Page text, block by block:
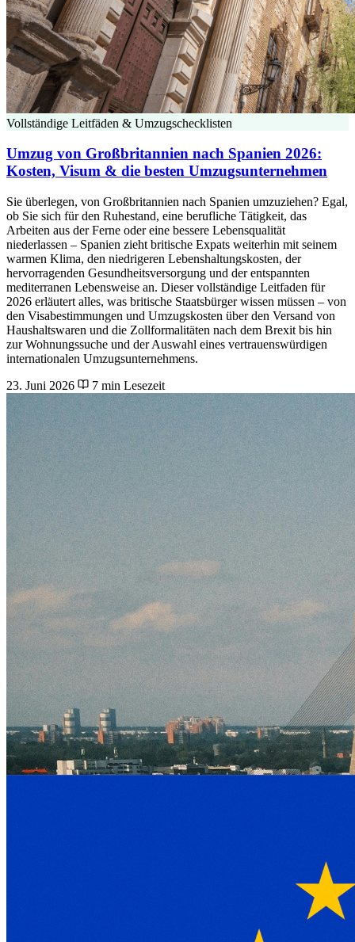
Vollständige Leitfäden & Umzugschecklisten
Umzug von Großbritannien nach Spanien 2026:
Kosten, Visum & die besten Umzugsunternehmen
Sie überlegen, von Großbritannien nach Spanien umzuziehen? Egal,
ob Sie sich für den Ruhestand, eine berufliche Tätigkeit, das
Arbeiten aus der Ferne oder eine bessere Lebensqualität
niederlassen – Spanien zieht britische Expats weiterhin mit seinem
warmen Klima, den niedrigeren Lebenshaltungskosten, der
hervorragenden Gesundheitsversorgung und der entspannten
mediterranen Lebensweise an. Dieser vollständige Leitfaden für
2026 erläutert alles, was britische Staatsbürger wissen müssen – von
den Visabestimmungen und Umzugskosten über den Versand von
Haushaltswaren und die Zollformalitäten nach dem Brexit bis hin
zur Wohnungssuche und der Auswahl eines vertrauenswürdigen
internationalen Umzugsunternehmens.
23. Juni 2026
7 min Lesezeit